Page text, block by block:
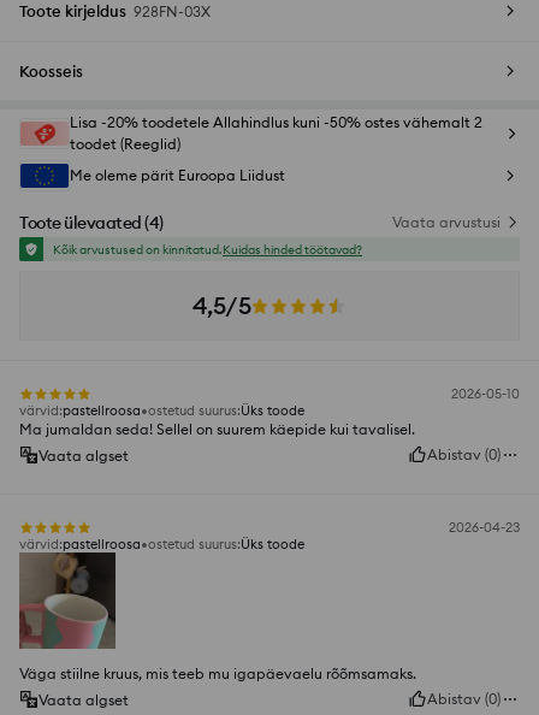
Toote kirjeldus 928FN-03X
Koosseis
Lisa -20% toodetele Allahindlus kuni -50% ostes vähemalt 2
toodet (Reeglid)
Me oleme pärit Euroopa Liidust
Toote ülevaated (4) Vaata arvustusi
Kõik arvustused on kinnitatud.Kuidas hinded töötavad?
4,5/5
2026-05-10
värvid:pastellroosa ostetud suurus:Üks toode
Ma jumaldan seda! Sellel on suurem käepide kui tavalisel.
Vaata algset
Abistav (0)
2026-04-23
värvid:pastellroosa ostetud suurus:Üks toode
Väga stiilne kruus, mis teeb mu igapäevaelu rõõmsamaks.
Vaata algset
Abistav (0)